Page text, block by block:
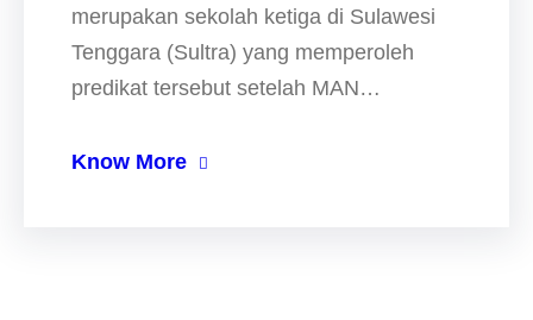
merupakan sekolah ketiga di Sulawesi
Tenggara (Sultra) yang memperoleh
predikat tersebut setelah MAN…
Know More